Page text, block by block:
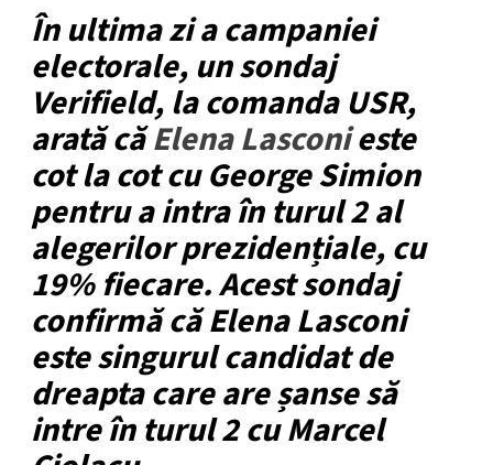
În ultima zi a campaniei
electorale, un sondaj
Verifield, la comanda USR,
arată căElena Lasconieste
cot la cot cu George Simion
pentru a intra în turul 2 al
alegerilor prezidențiale, cu
19% fiecare. Acest sondaj
confirmă că Elena Lasconi
este singurul candidat de
dreapta care are șanse să
intre în turul 2 cu Marcel